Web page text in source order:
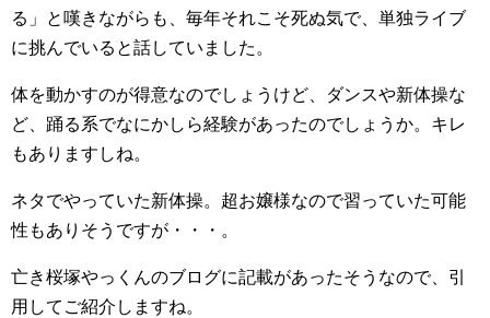
る」と嘆きながらも、毎年それこそ死ぬ気で、単独ライブ
に挑んでいると話していました。
体を動かすのが得意なのでしょうけど、ダンスや新体操な
ど、踊る系でなにかしら経験があったのでしょうか。キレ
もありますしね。
ネタでやっていた新体操。超お嬢様なので習っていた可能
性もありそうですが・・・。
亡き桜塚やっくんのブログに記載があったそうなので、引
用してご紹介しますね。